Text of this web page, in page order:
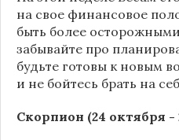
на свое финансовое
быть более
забывайте про
будьте готовы к новым
и не бойтесь брать на
Скорпион (24 октября -